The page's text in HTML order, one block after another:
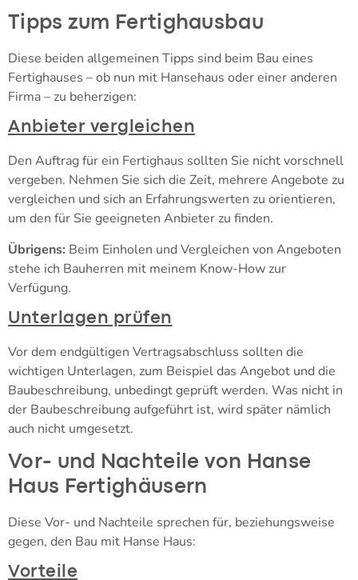
Tipps zum Fertighausbau
Diese beiden allgemeinen Tipps sind beim Bau eines
Fertighauses – ob nun mit Hansehaus oder einer anderen
Firma – zu beherzigen:
Anbieter vergleichen
Den Auftrag für ein Fertighaus sollten Sie nicht vorschnell
vergeben. Nehmen Sie sich die Zeit, mehrere Angebote zu
vergleichen und sich an Erfahrungswerten zu orientieren,
um den für Sie geeigneten Anbieter zu finden.
Übrigens: Beim Einholen und Vergleichen von Angeboten
stehe ich Bauherren mit meinem Know-How zur
Verfügung.
Unterlagen prüfen
Vor dem endgültigen Vertragsabschluss sollten die
wichtigen Unterlagen, zum Beispiel das Angebot und die
Baubeschreibung, unbedingt geprüft werden. Was nicht in
der Baubeschreibung aufgeführt ist, wird später nämlich
auch nicht umgesetzt.
Vor- und Nachteile von Hanse
Haus Fertighäusern
Diese Vor- und Nachteile sprechen für, beziehungsweise
gegen, den Bau mit Hanse Haus:
Vorteile